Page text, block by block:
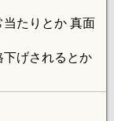
たりとか 真面
下げされるとか